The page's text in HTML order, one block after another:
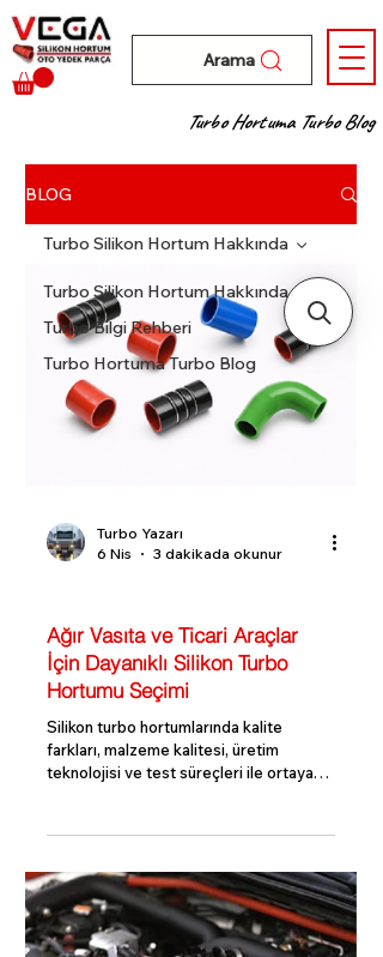
Arama
Turbo Hortuma Turbo Blog
BLOG
Turbo Silikon Hortum Hakkında
Turbo Bilgi Rehberi
Turbo Hortuma Turbo Blog
Turbo Silikon Hortum Hakkında
Turbo Yazarı
6 Nis
3 dakikada okunur
Ağır Vasıta ve Ticari Araçlar
İçin Dayanıklı Silikon Turbo
Hortumu Seçimi
Silikon turbo hortumlarında kalite
farkları, malzeme kalitesi, üretim
teknolojisi ve test süreçleri ile ortaya